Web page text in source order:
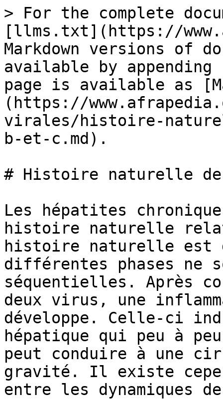
> For the complete
[llms.txt](https://
Markdown versions of
available by
page is available as
(https://
virales/histoire-
b-et-c.md).
# Histoire naturelle
Les hépatites
histoire naturelle
histoire naturelle est
différentes phases ne
séquentielles. Après
deux virus, une
développe. Celle-ci
hépatique qui peu à
peut conduire à une
gravité. Il existe
entre les dynamiques